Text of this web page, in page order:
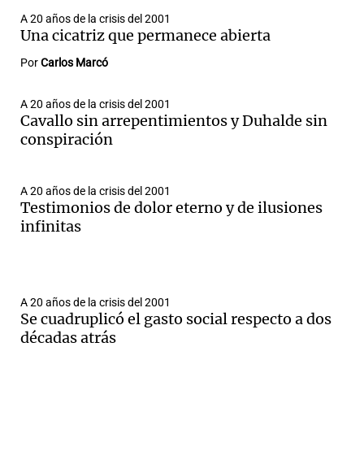
A 20 años de la crisis del 2001
Una cicatriz que permanece abierta
PorCarlos Marcó
A 20 años de la crisis del 2001
Cavallo sin arrepentimientos y Duhalde sin
conspiración
A 20 años de la crisis del 2001
Testimonios de dolor eterno y de ilusiones
infinitas
A 20 años de la crisis del 2001
Se cuadruplicó el gasto social respecto a dos
décadas atrás